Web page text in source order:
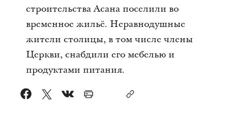
строительства Асана поселили во
временное жильё. Неравнодушные
жители столицы, в том числе члены
Церкви, снабдили его мебелью и
продуктами питания.